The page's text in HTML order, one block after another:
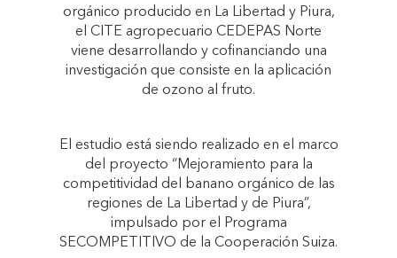
orgánico producido en La Libertad y Piura,
el CITE agropecuario CEDEPAS Norte
viene desarrollando y cofinanciando una
investigación que consiste en la aplicación
de ozono al fruto.
El estudio está siendo realizado en el marco
del proyecto “Mejoramiento para la
competitividad del banano orgánico de las
regiones de La Libertad y de Piura”,
impulsado por el Programa
SECOMPETITIVO de la Cooperación Suiza.